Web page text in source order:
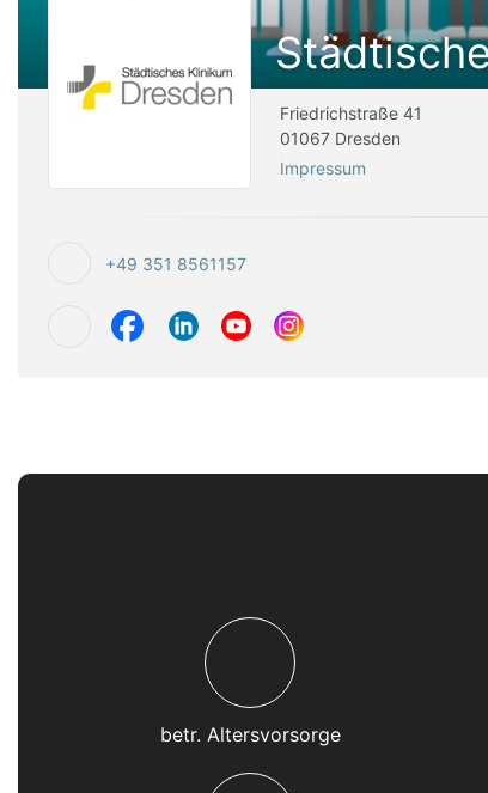
Friedrichstraße 41
01067 Dresden
Impressum
+49 351 8561157
betr. Altersvorsorge